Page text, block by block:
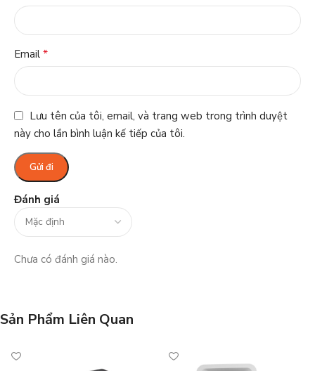
Đánh giá
Chưa có đánh giá nào.
Email *
Lưu tên của tôi, email, và trang web trong trình duyệt
này cho lần bình luận kế tiếp của tôi.
Sản Phẩm Liên Quan